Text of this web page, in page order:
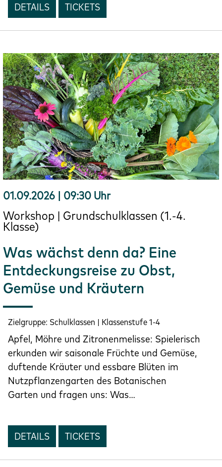
DETAILS TICKETS
01.09.2026 | 09:30 Uhr
Workshop | Grundschulklassen (1.-4.
Klasse)
Was wächst denn da? Eine
Entdeckungsreise zu Obst,
Gemüse und Kräutern
Zielgruppe: Schulklassen | Klassenstufe 1-4
Apfel, Möhre und Zitronenmelisse: Spielerisch
erkunden wir saisonale Früchte und Gemüse,
duftende Kräuter und essbare Blüten im
Nutzpflanzengarten des Botanischen
Garten und fragen uns: Was…
DETAILS TICKETS